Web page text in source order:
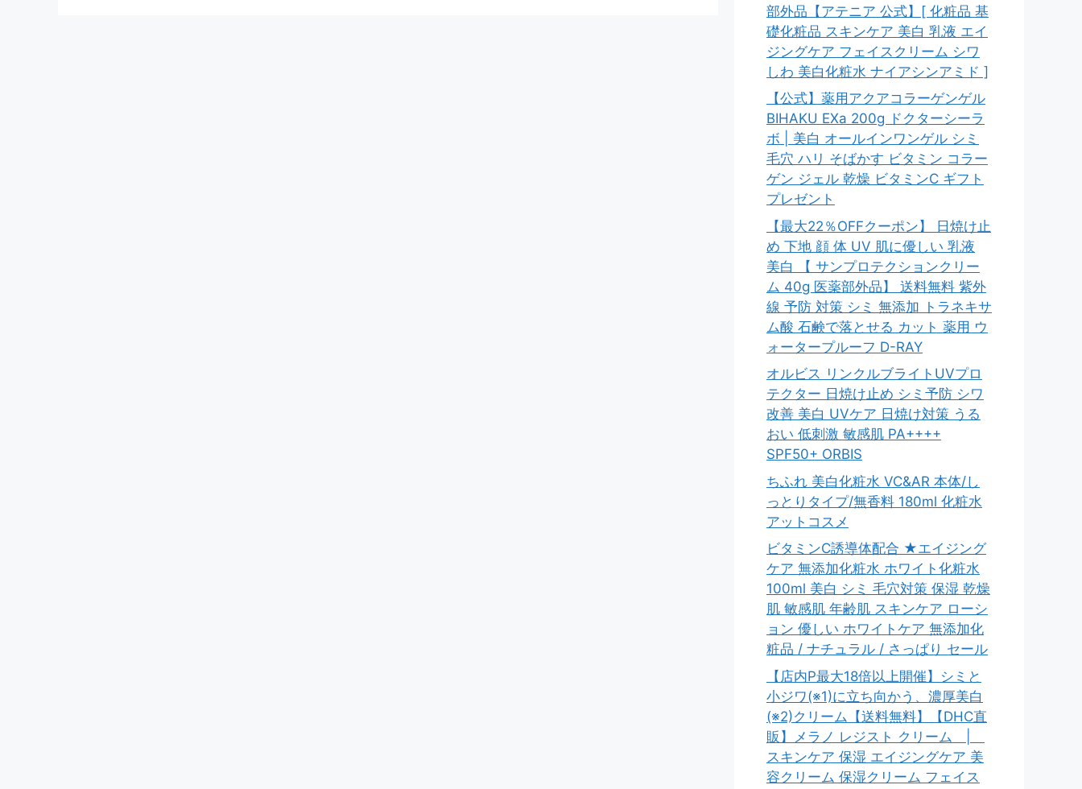
部外品【アテニア 公式】[ 化粧品 基
礎化粧品 スキンケア 美白 乳液 エイ
ジングケア フェイスクリーム シワ
しわ 美白化粧水 ナイアシンアミド ]
【公式】薬用アクアコラーゲンゲル
BIHAKU EXa 200g ドクターシーラ
ボ | 美白 オールインワンゲル シミ
毛穴 ハリ そばかす ビタミン コラー
ゲン ジェル 乾燥 ビタミンC ギフト
プレゼント
【最大22％OFFクーポン】 日焼け止
め 下地 顔 体 UV 肌に優しい 乳液
美白 【 サンプロテクションクリー
ム 40g 医薬部外品】 送料無料 紫外
線 予防 対策 シミ 無添加 トラネキサ
ム酸 石鹸で落とせる カット 薬用 ウ
ォータープルーフ D-RAY
オルビス リンクルブライトUVプロ
テクター 日焼け止め シミ予防 シワ
改善 美白 UVケア 日焼け対策 うる
おい 低刺激 敏感肌 PA++++
SPF50+ ORBIS
ちふれ 美白化粧水 VC&AR 本体/し
っとりタイプ/無香料 180ml 化粧水
アットコスメ
ビタミンC誘導体配合 ★エイジング
ケア 無添加化粧水 ホワイト化粧水
100ml 美白 シミ 毛穴対策 保湿 乾燥
肌 敏感肌 年齢肌 スキンケア ローシ
ョン 優しい ホワイトケア 無添加化
粧品 / ナチュラル / さっぱり セール
【店内P最大18倍以上開催】シミと
小ジワ(※1)に立ち向かう、濃厚美白
(※2)クリーム【送料無料】【DHC直
販】メラノ レジスト クリーム |
スキンケア 保湿 エイジングケア 美
容クリーム 保湿クリーム フェイス